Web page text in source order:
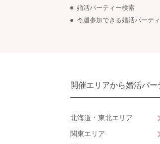
婚活パーティー検索
今週参加できる婚活パーテ
開催エリアから婚活パ
北海道・東北エリア
関東エリア